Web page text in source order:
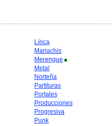
Lírica
Mariachis
Merengue
Metal
Norteña
Partituras
Portales
Producciones
Progresiva
Punk